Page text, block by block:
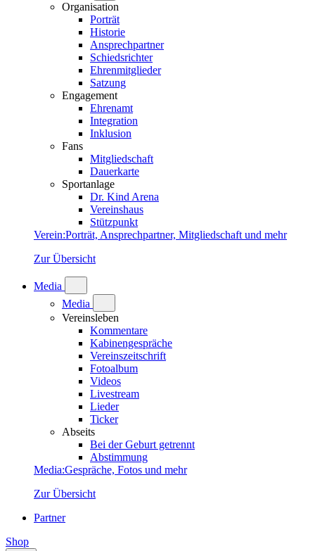
Organisation
Porträt
Historie
Ansprechpartner
Schiedsrichter
Ehrenmitglieder
Satzung
Engagement
Ehrenamt
Integration
Inklusion
Fans
Mitgliedschaft
Dauerkarte
Sportanlage
Dr. Kind Arena
Vereinshaus
Stützpunkt
Verein:Porträt, Ansprechpartner, Mitgliedschaft und mehr
Zur Übersicht
Media
Media
Vereinsleben
Kommentare
Kabinengespräche
Vereinszeitschrift
Fotoalbum
Videos
Livestream
Lieder
Ticker
Abseits
Bei der Geburt getrennt
Abstimmung
Media:Gespräche, Fotos und mehr
Zur Übersicht
Partner
Shop